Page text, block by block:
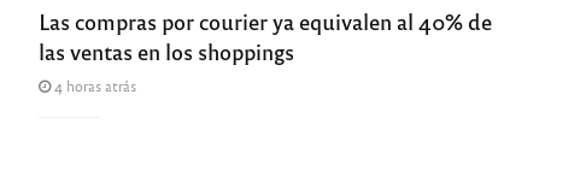
Las compras por courier ya equivalen al 40% de
las ventas en los shoppings
4 horas atrás